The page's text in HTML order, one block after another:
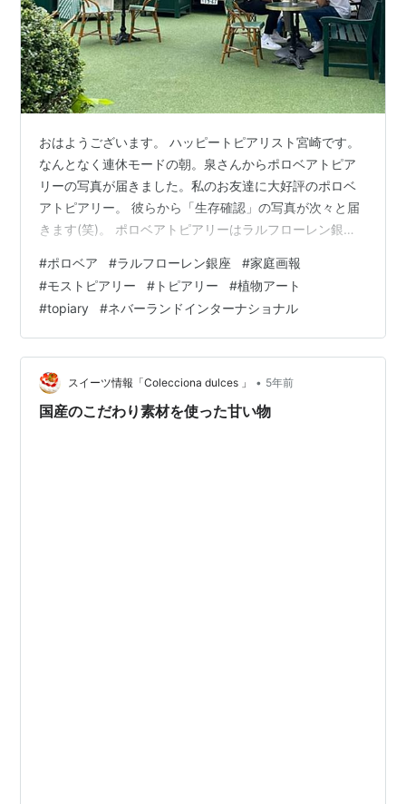
おはようございます。 ハッピートピアリスト宮崎です。
なんとなく連休モードの朝。泉さんからポロベアトピア
リーの写真が届きました。私のお友達に大好評のポロベ
アトピアリー。 彼らから「生存確認」の写真が次々と届
きます(笑)。 ポロベアトピアリーはラルフローレン銀座
たもの。 ４月２日まで開催されてました。 イベント終了
後の今も銀座であなたを見守っていますよ♪ ▲ラルフロー
レン銀座のポロベアトピアリー 植物アートトピアリーで
【安心・安全なまちづくり】April Dream トピアリーでま
ちづくり【ネバーランドインターナショナル】 トピアリ
ー制作/制作…
#ポロベア #ラルフローレン銀座 #家庭画報
#モストピアリー # トピアリー #植物アート
#topiary #ネバーランドインターナショナル
スイーツ情報「Colecciona dulces 」 • 5年前
国産のこだわり素材を使った甘い物